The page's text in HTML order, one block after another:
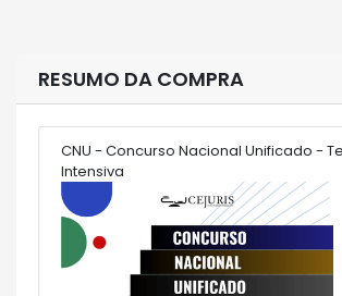
RESUMO DA COMPRA
CNU - Concurso Nacional Unificado -
Intensiva